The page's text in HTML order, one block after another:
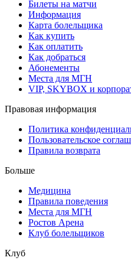
Билеты на матчи
Информация
Карта болельщика
Как купить
Как оплатить
Как добраться
Абонементы
Места для МГН
VIP, SKYBOX и
Правовая информация
Политика
Пользовательское
Правила возврата
Больше
Медицина
Правила поведения
Места для МГН
Ростов Арена
Клуб болельщиков
Клуб